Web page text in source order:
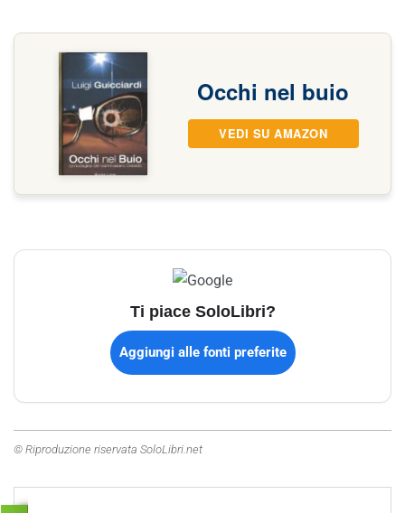
Occhi nel buio
VEDI SU AMAZON
Ti piace SoloLibri?
Aggiungi alle fonti preferite
© Riproduzione riservata SoloLibri.net